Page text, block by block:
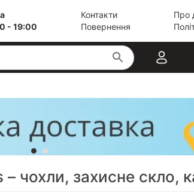
- 19:00
Контакти
Повернення
Про
чохли, захисне скло,